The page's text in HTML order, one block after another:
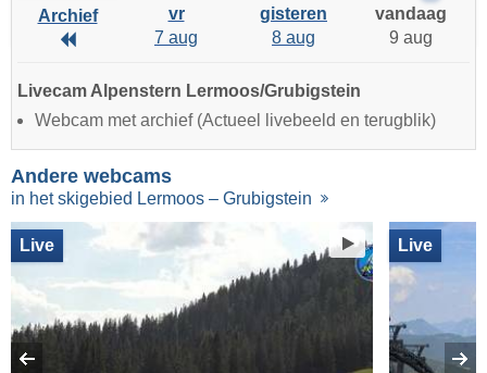
Archief
Archief
vr
7 aug
gisteren
8 aug
vandaag
9 aug
Livecam Alpenstern Lermoos/Grubigstein
Webcam met archief (Actueel livebeeld en terugblik)
Andere webcams
in het skigebied Lermoos – Grubigstein
Live Live